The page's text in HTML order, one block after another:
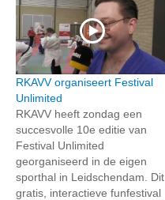
RKAVV organiseert Festival
Unlimited
RKAVV heeft zondag een
succesvolle 10e editie van
Festival Unlimited
georganiseerd in de eigen
sporthal in Leidschendam. Dit
gratis, interactieve funfestival